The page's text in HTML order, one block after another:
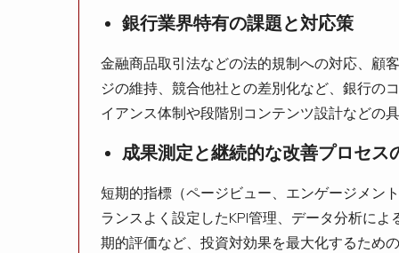
銀行業界特有の課題と対応策
金融商品取引法などの法的規制への対応、顧
ジの維持、競合他社との差別化など、銀行の
イアンス体制や段階別コンテンツ設計などの
成果測定と継続的な改善プロセス
短期的指標（ページビュー、エンゲージメン
ランスよく設定したKPI管理、データ分析に
期的評価など、投資対効果を最大化するため